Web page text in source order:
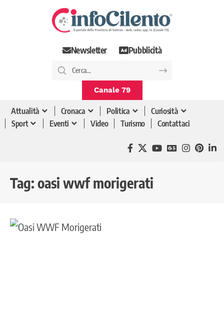
Newsletter Pubblicità
Canale 79
Attualità Cronaca Politica
Curiosità
Sport
Eventi Video Turismo Contattaci
Tag: oasi wwf morigerati